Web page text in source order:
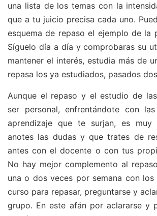
una lista de los temas con la
que a tu juicio precisa cada uno.
esquema de repaso el ejemplo de la
Síguelo día a día y comprobaras su
mantener el interés, estudia más de
repasa los ya estudiados, pasados
Aunque el repaso y el estudio de
ser personal, enfrentándote con
aprendizaje que te surjan, es muy
anotes las dudas y que trates de
antes con el docente o con tus
No hay mejor complemento al
una o dos veces por semana con los
curso para repasar, preguntarse y
grupo. En este afán por aclararse y